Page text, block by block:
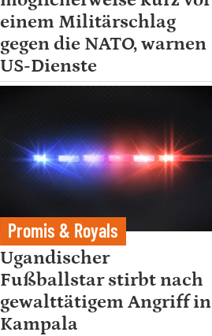
einem Militärschlag
gegen die NATO, warnen
US-Dienste
Promis & Royals
Ugandischer
Fußballstar stirbt nach
gewalttätigem Angriff in
Kampala